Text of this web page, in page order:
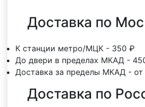
Доставка по
К станции метро/МЦК - 350 ₽
До двери в пределах МКАД -
Доставка за пределы МКАД -
Доставка по